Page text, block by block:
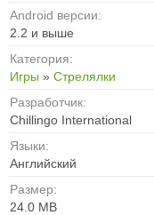
Android версии:
2.2 и выше
Категория:
Игры » Стрелялки
Разработчик:
Chillingo International
Языки:
Английский
Размер:
24.0 MB